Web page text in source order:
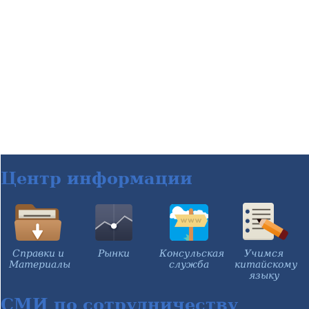
Центр информации
Справки и
Материалы
Рынки
Консульская
служба
Учимся
китайскому
языку
СМИ по сотрудничеству